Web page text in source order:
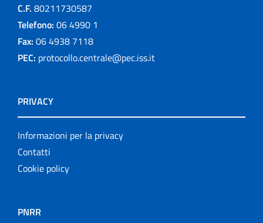
C.F. 80211730587
Telefono: 06 4990 1
Fax: 06 4938 7118
PEC: protocollo.centrale@pec.iss.it
PRIVACY
Informazioni per la privacy
Contatti
Cookie policy
PNRR